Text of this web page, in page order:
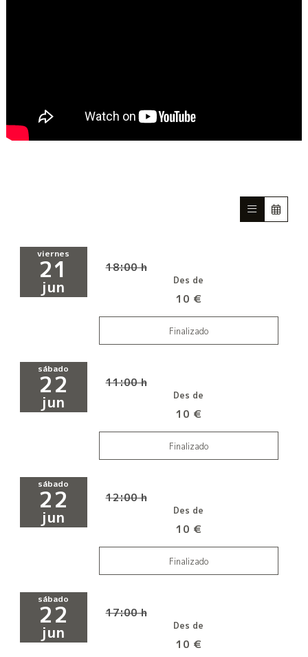
viernes
21
jun
18:00 h
Des de
10 €
Finalizado
sábado
22
jun
11:00 h
Des de
10 €
Finalizado
sábado
22
jun
12:00 h
Des de
10 €
Finalizado
sábado
22
jun
17:00 h
Des de
10 €